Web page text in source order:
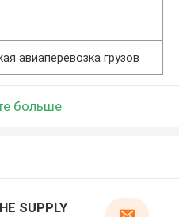
авиаперевозка грузов
больше
SUPPLY